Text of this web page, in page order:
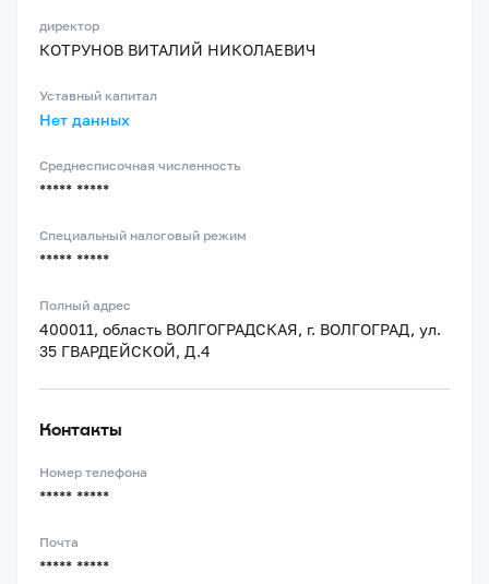
директор
КОТРУНОВ ВИТАЛИЙ НИКОЛАЕВИЧ
Уставный капитал
Нет данных
Среднесписочная численность
***** *****
Специальный налоговый режим
***** *****
Полный адрес
400011, область ВОЛГОГРАДСКАЯ, г. ВОЛГОГРАД, ул.
35 ГВАРДЕЙСКОЙ, Д.4
Контакты
Номер телефона
***** *****
Почта
***** *****